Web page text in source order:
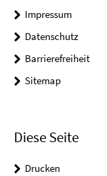
Impressum
Datenschutz
Barrierefreiheit
Sitemap
Diese Seite
Drucken